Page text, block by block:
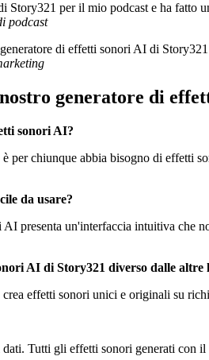
per il mio podcast e ha fatto
podcast
di effetti sonori AI di
generatore di
sonori AI?
per chiunque abbia bisogno di effetti
da usare?
presenta un'interfaccia intuitiva che
AI di Story321 diverso dalle
effetti sonori unici e originali su
Tutti gli effetti sonori generati con